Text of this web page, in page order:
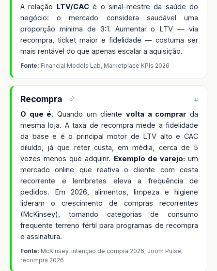
A relação LTV/CACé o sinal-mestre da saúde do
negócio: o mercado considera saudável uma
proporção mínima de 3:1. Aumentar o LTV — via
recompra, ticket maior e fidelidade — costuma ser
mais rentável do que apenas escalar a aquisição.
Fonte: Financial Models Lab, Marketplace KPIs 2026
Recompra #
O que é. Quando um clientevolta a comprar da
mesma loja. A taxa de recompra mede a fidelidade
da base e é o principal motor de LTV alto e CAC
diluído, já que reter custa, em média, cerca de 5
vezes menos que adquirir. Exemplo de varejo: um
mercado online que reativa o cliente com cesta
recorrente e lembretes eleva a frequência de
pedidos. Em 2026, alimentos, limpeza e higiene
lideram o crescimento de compras recorrentes
(McKinsey), tornando categorias de consumo
frequente terreno fértil para programas de recompra
e assinatura.
Fonte: McKinsey, intenção de compra 2026; Joom Pulse,
recompra 2026